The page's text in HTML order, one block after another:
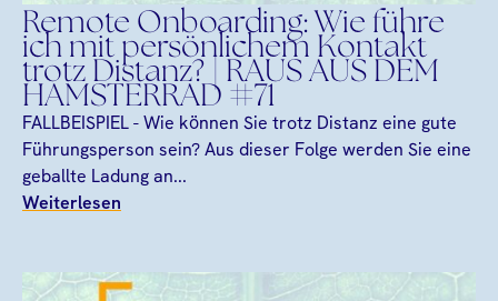
Remote Onboarding: Wie führe
ich mit persönlichem Kontakt
trotz Distanz? | RAUS AUS DEM
HAMSTERRAD #71
FALLBEISPIEL - Wie können Sie trotz Distanz eine gute
Führungsperson sein? Aus dieser Folge werden Sie eine
geballte Ladung an...
Weiterlesen